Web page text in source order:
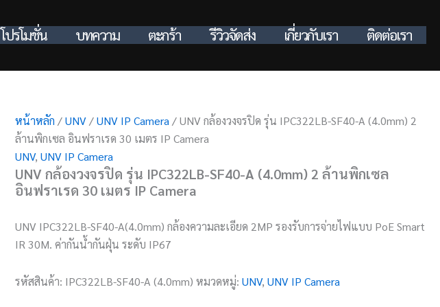
โปรโมชั่น บทความ ตะกร้า รีวิวจัดส่ง เกี่ยวกับเรา ติดต่อเรา
หน้าหลัก /UNV /UNV IP Camera / UNV กล้องวงจรปิด รุ่น IPC322LB-SF40-A (4.0mm) 2
ล้านพิกเซล อินฟราเรด 30 เมตร IP Camera
UNV,UNV IP Camera
UNV กล้องวงจรปิด รุ่น IPC322LB-SF40-A (4.0mm) 2 ล้านพิกเซล
อินฟราเรด 30 เมตร IP Camera
UNV IPC322LB-SF40-A(4.0mm) กล้องความละเอียด 2MP รองรับการจ่ายไฟแบบ PoE Smart
IR 30M. ค่ากันน้ำกันฝุ่น ระดับ IP67
รหัสสินค้า: IPC322LB-SF40-A (4.0mm) หมวดหมู่:UNV,UNV IP Camera